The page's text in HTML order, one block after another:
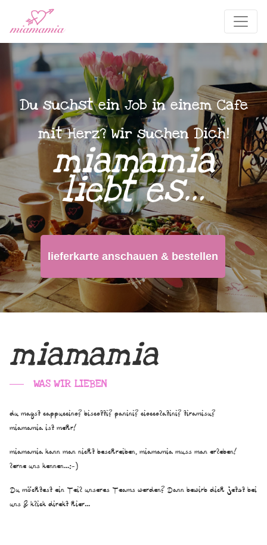
Du suchst ein Job in einem Cafe
mit Herz? Wir suchen Dich!
miamamia
liebt es…
lieferkarte anschauen & bestellen
miamamia
WAS WIR LIEBEN
du magst cappuccino? biscotti? panini? cioccolatini? tiramisu?
miamamia ist mehr!
miamamia kann man nicht beschreiben, miamamia muss man erleben!
lerne uns kennen...:-)
Du möchtest ein Teil unseres Teams werden? Dann bewirb dich jetzt bei
uns & klick direkt hier...